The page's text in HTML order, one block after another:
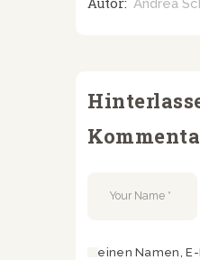
Andrea
Meinen Namen,